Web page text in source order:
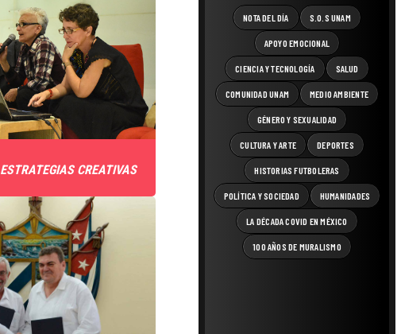
NOTA DEL DÍA S.O.S UNAM
APOYO EMOCIONAL
CIENCIA Y TECNOLOGÍA SALUD
COMUNIDAD UNAM MEDIO AMBIENTE
GÉNERO Y SEXUALIDAD
CULTURA Y ARTE DEPORTES
HISTORIAS FUTBOLERAS
POLÍTICA Y SOCIEDAD HUMANIDADES
LA DÉCADA COVID EN MÉXICO
100 AÑOS DE MURALISMO
ESTRATEGIAS CREATIVAS